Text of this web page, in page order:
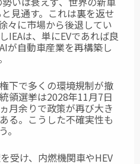
見通す。これは裏を返せ
々に市場から後退してい
IEAは、単にEVであれば良
が自動車産業を再構築し
下で多くの環境規制が撤
領選挙は2028年11月7日
月余りで政策が再び大き
る。こうした不確実性も
受け、内燃機関車やHEV